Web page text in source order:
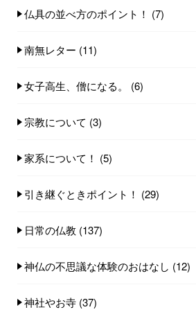
仏具の並べ方のポイント！ (7)
南無レター (11)
女子高生、僧になる。 (6)
宗教について (3)
家系について！ (5)
引き継ぐときポイント！ (29)
日常の仏教 (137)
神仏の不思議な体験のおはなし (12)
神社やお寺 (37)